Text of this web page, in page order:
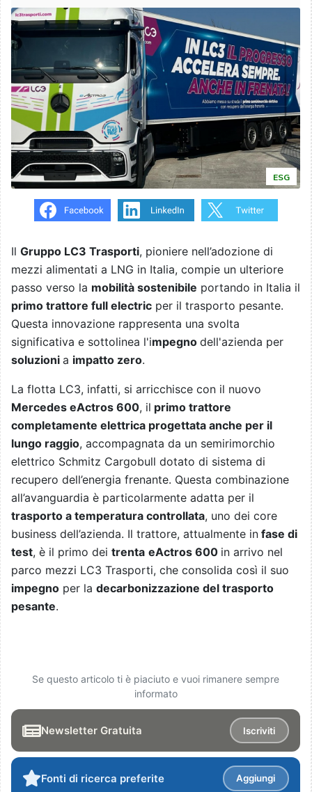
ESG
Il Gruppo LC3 Trasporti, pioniere nell’adozione di
mezzi alimentati a LNG in Italia, compie un ulteriore
passo verso la mobilità sostenibile portando in Italia il
primo trattore full electric per il trasporto pesante.
Questa innovazione rappresenta una svolta
significativa e sottolinea l'impegno dell'azienda per
soluzioni a impatto zero.
La flotta LC3, infatti, si arricchisce con il nuovo
Mercedes eActros 600, il primo trattore
completamente elettrica progettata anche per il
lungo raggio, accompagnata da un semirimorchio
elettrico Schmitz Cargobull dotato di sistema di
recupero dell’energia frenante. Questa combinazione
all’avanguardia è particolarmente adatta per il
trasporto a temperatura controllata, uno dei core
business dell’azienda. Il trattore, attualmente in fase di
test, è il primo dei trenta eActros 600 in arrivo nel
parco mezzi LC3 Trasporti, che consolida così il suo
impegno per la decarbonizzazione del trasporto
pesante.
Se questo articolo ti è piaciuto e vuoi rimanere sempre
informato
Newsletter Gratuita Iscriviti
Fonti di ricerca preferite Aggiungi